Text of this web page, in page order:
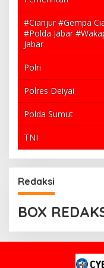
#Cianjur #Gempa
#Polda Jabar
Jabar
Polri
Polres Deiyai
Polda Sumut
TNI
Redaksi
BOX